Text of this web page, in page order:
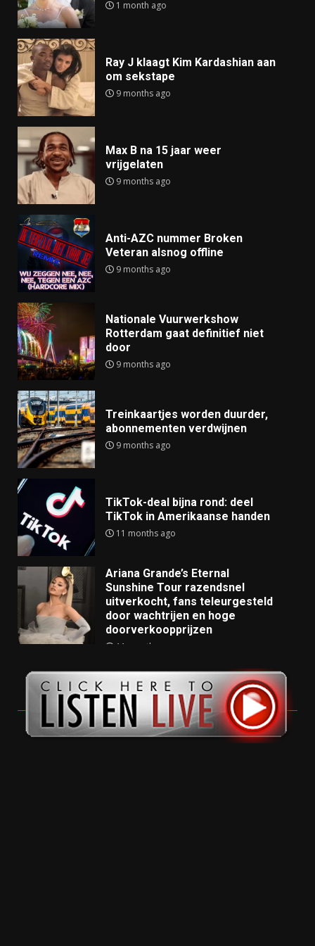
1 month ago
Ray J klaagt Kim Kardashian aan
om sekstape
9 months ago
Max B na 15 jaar weer
vrijgelaten
9 months ago
Anti-AZC nummer Broken
Veteran alsnog offline
9 months ago
Nationale Vuurwerkshow
Rotterdam gaat definitief niet
door
9 months ago
Treinkaartjes worden duurder,
abonnementen verdwijnen
9 months ago
TikTok-deal bijna rond: deel
TikTok in Amerikaanse handen
11 months ago
Ariana Grande’s Eternal
Sunshine Tour razendsnel
uitverkocht, fans teleurgesteld
door wachtrijen en hoge
doorverkoopprijzen
11 months ago